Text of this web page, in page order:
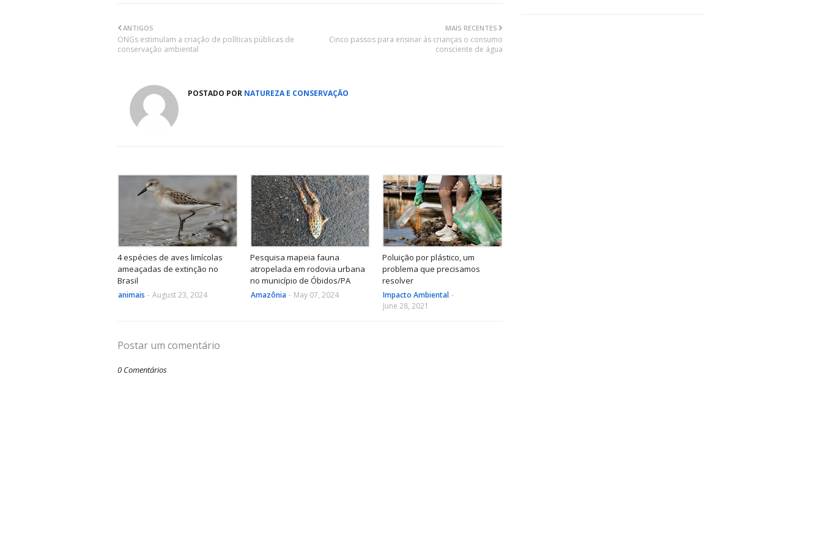
MAIS RECENTES
Cinco passos para ensinar às crianças o consumo
consciente de água
ANTIGOS
ONGs estimulam a criação de políticas públicas de
conservação ambiental
POSTADO POR NATUREZA E CONSERVAÇÃO
4 espécies de aves limícolas
ameaçadas de extinção no
Brasil
animais - August 23, 2024
Pesquisa mapeia fauna
atropelada em rodovia urbana
no município de Óbidos/PA
Amazônia - May 07, 2024
Poluição por plástico, um
problema que precisamos
resolver
Impacto Ambiental -
June 28, 2021
Postar um comentário
0 Comentários